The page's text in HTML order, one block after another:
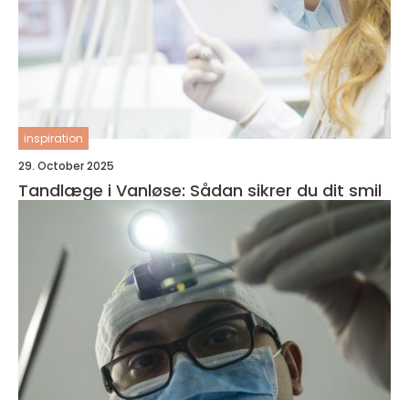
inspiration
29. October 2025
Tandlæge i Vanløse: Sådan sikrer du dit smil